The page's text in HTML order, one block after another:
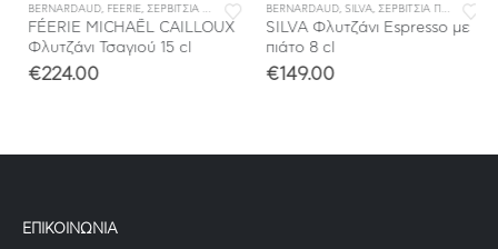
,ΣΕΡΒΙΤΣΙΑ ΦΑΓΗΤΟΥ
BERNARDAUD,FEERIE ,ΣΕΡΒΙΤΣΙΑ ΠΟΡΣΕΛΑΝΗΣ ,ΣΕΡΒΙΤΣΙΑ ΦΑΓΗΤΟΥ
FÉERIE MICHAËL CAILLOUX
Φλυτζάνι Τσαγιού 15 cl
€224.00
BERNARDAUD,SILVA,ΣΕΡΒΙΤΣΙΑ ΠΟΡΣΕΛΑΝΗΣ
SILVA Φλυτζάνι Espresso με
πιάτο 8 cl
€149.00
ΕΠΙΚΟΙΝΩΝΙΑ